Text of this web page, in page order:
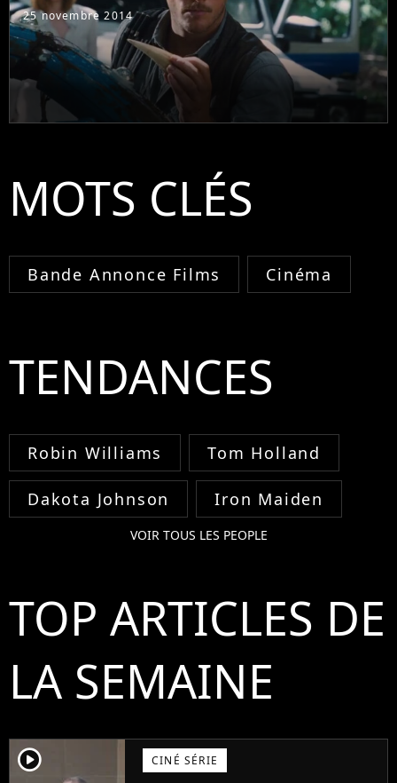
25 novembre 2014
MOTS CLÉS
Bande Annonce Films Cinéma
TENDANCES
Robin Williams Tom Holland
Dakota Johnson Iron Maiden
VOIR TOUS LES PEOPLE
TOP ARTICLES DE
LA SEMAINE
player2 CINÉ SÉRIE